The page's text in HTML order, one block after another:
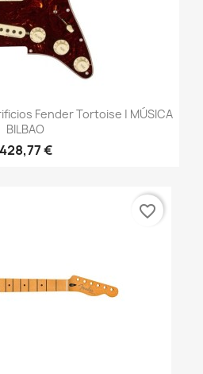
Fender Tortoise | MÚSICA
BILBAO
428,77 €
favorite_border